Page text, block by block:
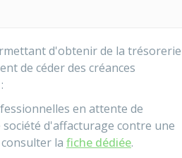
d'obtenir de la trésorerie
de céder des créances
en attente de
d'affacturage contre une
la fiche dédiée.